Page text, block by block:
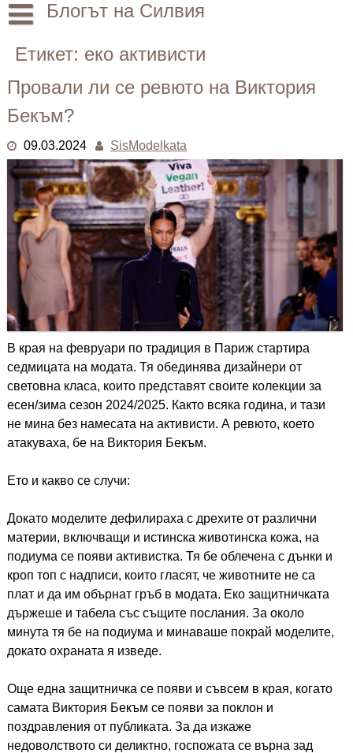
Skip
to
Блогът на Силвия
Етикет: еко активисти
Провали ли се ревюто на Виктория
Бекъм?
09.03.2024 SisModelkata
В края на февруари по традиция в Париж стартира
седмицата на модата. Тя обединява дизайнери от
световна класа, които представят своите колекции за
есен/зима сезон 2024/2025. Както всяка година, и тази
не мина без намесата на активисти. А ревюто, което
атакуваха, бе на Виктория Бекъм.
Ето и какво се случи:
Докато моделите дефилираха с дрехите от различни
материи, включващи и истинска животинска кожа, на
подиума се появи активистка. Тя бе облечена с дънки и
кроп топ с надписи, които гласят, че животните не са
плат и да им обърнат гръб в модата. Еко защитничката
държеше и табела със същите послания. За около
минута тя бе на подиума и минаваше покрай моделите,
докато охраната я изведе.
Още една защитничка се появи и съвсем в края, когато
самата Виктория Бекъм се появи за поклон и
поздравления от публиката. За да изкаже
недоволството си деликтно, госпожата се върна зад